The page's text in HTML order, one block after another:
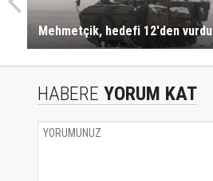
Mehmetçik, hedefi 12'den vurdu
HABERE YORUM KAT